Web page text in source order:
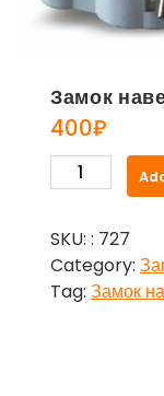
Замок
400₽
Замок
навесной
(ЧАЗ)
ВС2-
М1
SKU: : 727
Category:
Tag: Замок